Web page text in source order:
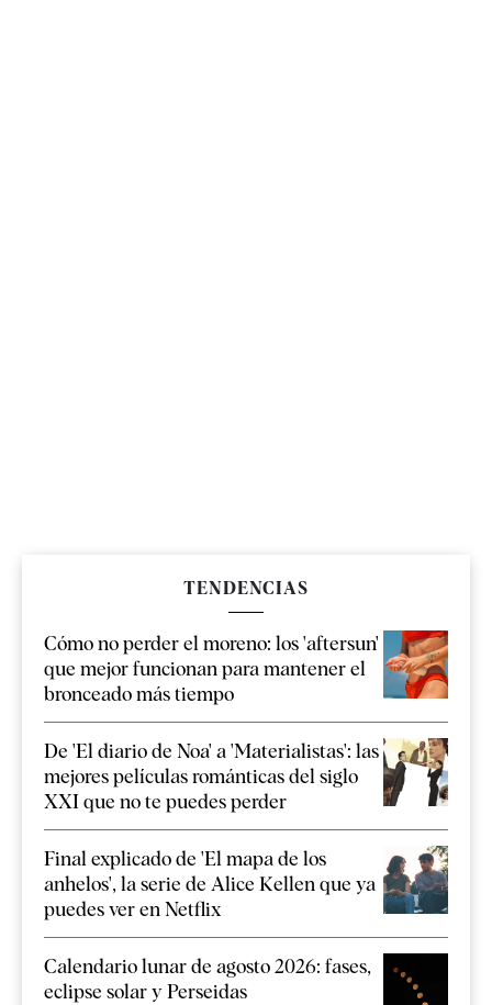
TENDENCIAS
Cómo no perder el moreno: los 'aftersun'
que mejor funcionan para mantener el
bronceado más tiempo
De 'El diario de Noa' a 'Materialistas': las
mejores películas románticas del siglo
XXI que no te puedes perder
Final explicado de 'El mapa de los
anhelos', la serie de Alice Kellen que ya
puedes ver en Netflix
Calendario lunar de agosto 2026: fases,
eclipse solar y Perseidas